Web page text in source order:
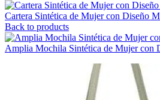
Cartera Sintética de Mujer con Diseño
Back to products
Amplia Mochila Sintética de Mujer con